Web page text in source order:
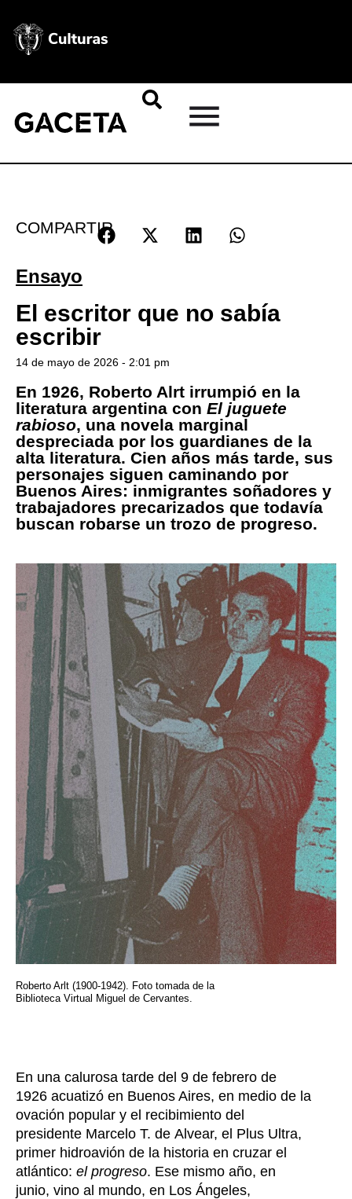
COMPARTIR
Ensayo
El escritor que no sabía
escribir
14 de mayo de 2026 - 2:01 pm
En 1926, Roberto Alrt irrumpió en la
literatura argentina con El juguete
rabioso, una novela marginal
despreciada por los guardianes de la
alta literatura. Cien años más tarde, sus
personajes siguen caminando por
Buenos Aires: inmigrantes soñadores y
trabajadores precarizados que todavía
buscan robarse un trozo de progreso.
Roberto Arlt (1900-1942). Foto tomada de la
Biblioteca Virtual Miguel de Cervantes.
En una calurosa tarde del 9 de febrero de
1926 acuatizó en Buenos Aires, en medio de la
ovación popular y el recibimiento del
presidente Marcelo T. de Alvear, el Plus Ultra,
primer hidroavión de la historia en cruzar el
atlántico: el progreso. Ese mismo año, en
junio, vino al mundo, en Los Ángeles,